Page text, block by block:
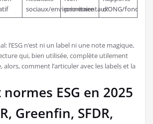
sociaux/environnementaux
prioritaire
d’ONG/
l’ESG n’est ni un label ni une note magique,
qui, bien utilisée, complète utilement
alors, comment l’articuler avec les labels et la
ESG en 2025
Greenfin, SFDR,